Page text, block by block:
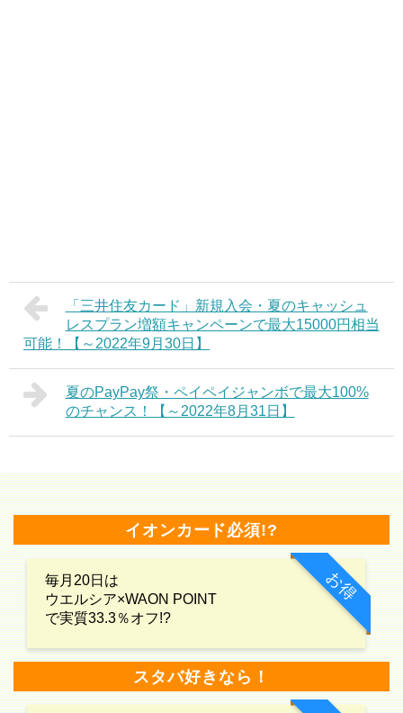
「三井住友カード」新規入会・夏のキャッシュ
レスプラン増額キャンペーンで最大15000円相当
可能！【～2022年9月30日】
夏のPayPay祭・ペイペイジャンボで最大100%
のチャンス！【～2022年8月31日】
イオンカード必須!?
お得
毎月20日は
ウエルシア×WAON POINT
で実質33.3％オフ!?
スタバ好きなら！